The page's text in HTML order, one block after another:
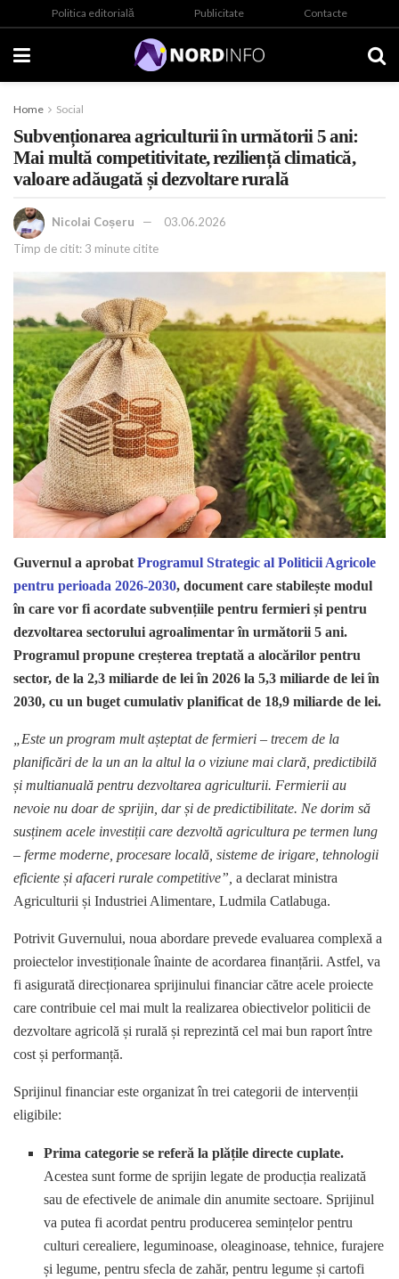
Politica editorială Publicitate Contacte
Home Social
Subvenționarea agriculturii în următorii 5 ani:
Mai multă competitivitate, reziliență climatică,
valoare adăugată și dezvoltare rurală
Nicolai Coșeru
03.06.2026
Timp de citit: 3 minute citite
Guvernul a aprobat Programul Strategic al Politicii Agricole
pentru perioada 2026-2030, document care stabilește modul
în care vor fi acordate subvențiile pentru fermieri și pentru
dezvoltarea sectorului agroalimentar în următorii 5 ani.
Programul propune creșterea treptată a alocărilor pentru
sector, de la 2,3 miliarde de lei în 2026 la 5,3 miliarde de lei în
2030, cu un buget cumulativ planificat de 18,9 miliarde de lei.
„Este un program mult așteptat de fermieri – trecem de la
planificări de la un an la altul la o viziune mai clară, predictibilă
și multianuală pentru dezvoltarea agriculturii. Fermierii au
nevoie nu doar de sprijin, dar și de predictibilitate. Ne dorim să
susținem acele investiții care dezvoltă agricultura pe termen lung
– ferme moderne, procesare locală, sisteme de irigare, tehnologii
eficiente și afaceri rurale competitive”, a declarat ministra
Agriculturii și Industriei Alimentare, Ludmila Catlabuga.
Potrivit Guvernului, noua abordare prevede evaluarea complexă a
proiectelor investiționale înainte de acordarea finanțării. Astfel, va
fi asigurată direcționarea sprijinului financiar către acele proiecte
care contribuie cel mai mult la realizarea obiectivelor politicii de
dezvoltare agricolă și rurală și reprezintă cel mai bun raport între
cost și performanță.
Sprijinul financiar este organizat în trei categorii de intervenții
eligibile:
Prima categorie se referă la plățile directe cuplate.
Acestea sunt forme de sprijin legate de producția realizată
sau de efectivele de animale din anumite sectoare. Sprijinul
va putea fi acordat pentru producerea semințelor pentru
culturi cerealiere, leguminoase, oleaginoase, tehnice, furajere
și legume, pentru sfecla de zahăr, pentru legume și cartofi